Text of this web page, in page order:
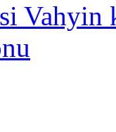
Vahyin